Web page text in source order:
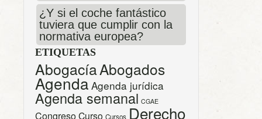
¿Y si el coche fantástico
tuviera que cumplir con la
normativa europea?
ETIQUETAS
AbogacíaAbogados
Agenda Agenda jurídica
Agenda semanal CGAE
CongresoCurso Cursos Derecho